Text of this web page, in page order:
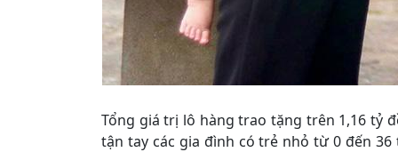
Tổng giá trị lô hàng trao tặng trên 1,16 tỷ
tận tay các gia đình có trẻ nhỏ từ 0 đến